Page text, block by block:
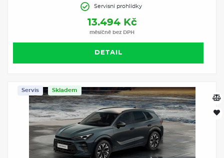
Servisní prohlídky
13.494 Kč
měsíčně bez DPH
DETAIL
Skladem
Servis